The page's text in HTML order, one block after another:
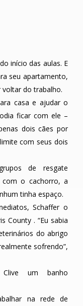
início das aulas. E
seu apartamento,
voltar do trabalho.
casa e ajudar o
ficar com ele –
dois cães por
com seus dois
de resgate
com o cachorro, a
tinha espaço.
Schaffer o
County . “Eu sabia
do abrigo
sofrendo”,
um banho
na rede de